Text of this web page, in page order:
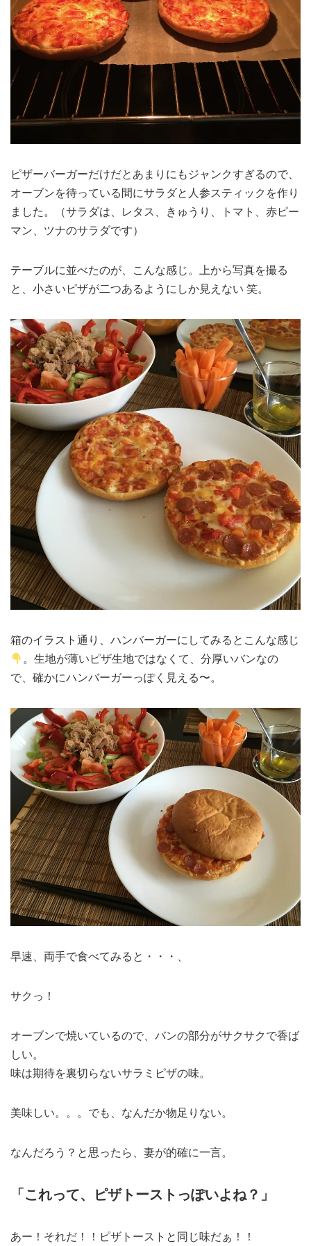
ピザーバーガーだけだとあまりにもジャンクすぎるので、
オーブンを待っている間にサラダと人参スティックを作り
ました。（サラダは、レタス、きゅうり、トマト、赤ピー
マン、ツナのサラダです）
テーブルに並べたのが、こんな感じ。上から写真を撮る
と、小さいピザが二つあるようにしか見えない 笑。
箱のイラスト通り、ハンバーガーにしてみるとこんな感じ
。生地が薄いピザ生地ではなくて、分厚いバンなの
で、確かにハンバーガーっぽく見える〜。
早速、両手で食べてみると・・・、
サクっ！
オーブンで焼いているので、バンの部分がサクサクで香ば
しい。
味は期待を裏切らないサラミピザの味。
美味しい。。。でも、なんだか物足りない。
なんだろう？と思ったら、妻が的確に一言。
「これって、ピザトーストっぽいよね？」
あー！それだ！！ピザトーストと同じ味だぁ！！